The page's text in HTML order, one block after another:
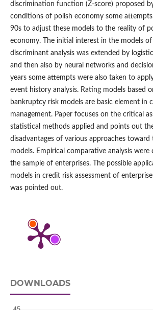
discrimination function (Z-score) proposed
conditions of polish economy some
90s to adjust these models to the reality of
economy. The initial interest in the models
discriminant analysis was extended by
and then also by neural networks and
years some attempts were also taken to
event history analysis. Rating models based
bankruptcy risk models are basic element in
management. Paper focuses on the critical
statistical methods applied and points out
disadvantages of various approaches
models. Empirical comparative analysis were
the sample of enterprises. The possible
models in credit risk assessment of
was pointed out.
DOWNLOADS